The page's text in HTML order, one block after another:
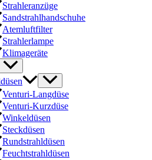
Strahleranzüge
Sandstrahlhandschuhe
Atemluftfilter
Strahlerlampe
Klimageräte
Venturi-Langdüse
Venturi-Kurzdüse
Winkeldüsen
Steckdüsen
Rundstrahldüsen
Feuchtstrahldüsen